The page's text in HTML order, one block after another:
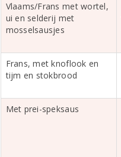
Vlaams/Frans met wortel,
ui en selderij met
mosselsausjes
Frans, met knoflook en
tijm en stokbrood
Met prei-speksaus